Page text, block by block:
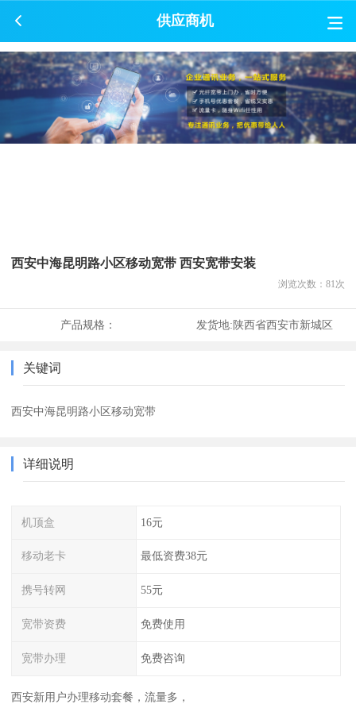
供应商机
西安中海昆明路小区移动宽带 西安宽带安装
浏览次数： 81 次
产品规格： 发货地:陕西省西安市新城区
关键词
西安中海昆明路小区移动宽带
详细说明
机顶盒 16元
移动老卡 最低资费38元
携号转网 55元
宽带资费 免费使用
宽带办理 免费咨询
西安新用户办理移动套餐，流量多，